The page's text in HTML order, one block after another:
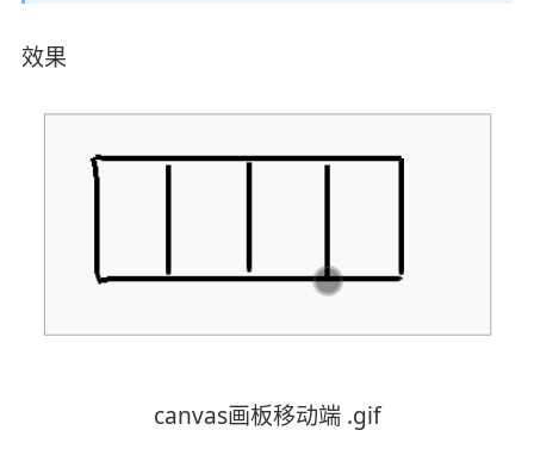
效果
canvas画板移动端 .gif